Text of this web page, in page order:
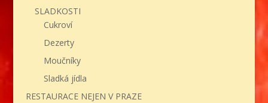
SLADKOSTI
Cukroví
Dezerty
Moučníky
Sladká jídla
RESTAURACE NEJEN V PRAZE